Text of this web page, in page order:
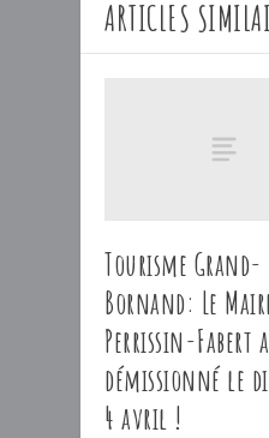
ARTICLES
Tourisme Grand-
Bornand: Le
Perrissin-Fabert a
démissionné le
4 avril !